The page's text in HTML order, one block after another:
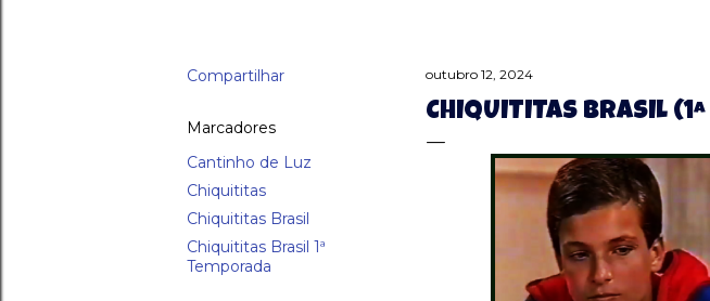
Compartilhar
Marcadores
Cantinho de Luz
Chiquititas
Chiquititas Brasil
Chiquititas Brasil 1ª
Temporada
outubro 12, 2024
CHIQUITITAS BRASIL